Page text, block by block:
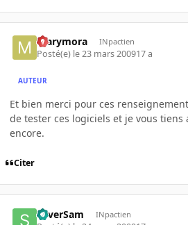
marymora INpactien
Posté(e) le 23 mars 200917 a
AUTEUR
Et bien merci pour ces
de tester ces logiciels et je vous tiens
encore.
Citer
SilverSam INpactien